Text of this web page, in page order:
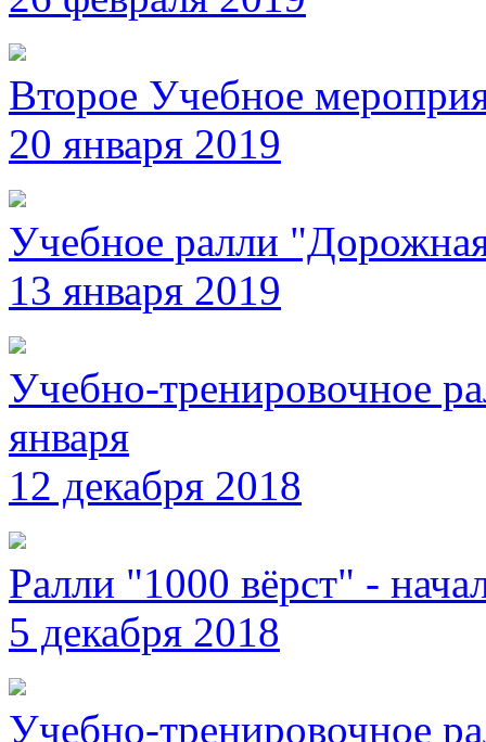
Второе Учебное
20 января 2019
Учебное ралли
13 января 2019
Учебно-тренировочное
января
12 декабря 2018
Ралли "1000 вёрст" -
5 декабря 2018
Учебно-тренировочное